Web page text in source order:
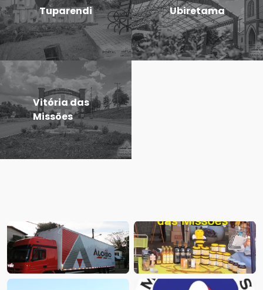
Tuparendi Ubiretama
Vitória das
Missões